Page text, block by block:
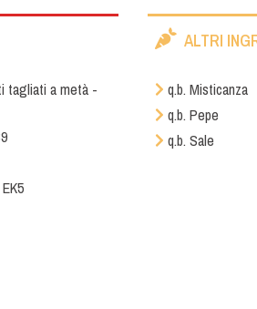
tagliati a metà -
ALTRI
q.b. Misticanza
q.b. Pepe
q.b. Sale